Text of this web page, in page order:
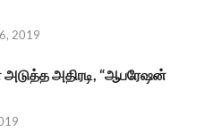
2019
அடுத்த அதிரடி, “ஆபரேஷன்